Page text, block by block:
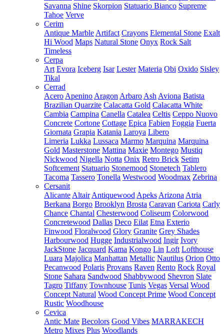
Savanna Shine Skorpion Statuario Bianco Supreme
Tahoe Verve
Cerim
Antique Marble Artifact Crayons Elemental Stone Exalt
Hi Wood Maps Natural Stone Onyx Rock Salt
Timeless
Cerpa
Art Evora Iceberg Isar Lester Materia Obi Oxido Sisley
Tikal
Cerrad
Acero Apenino Aragon Arbaro Ash Aviona Batista
Brazilian Quarzite Calacatta Gold Calacatta White
Cambia Campina Canella Catalea Celtis Ceppo Nuovo
Concrete Cortone Cottage Epica Fabien Foggia Fuerta
Giornata Grapia Katania Laroya Libero
Limeria Lukka Lussaca Marmo Marquina Marquina
Gold Masterstone Mattina Maxie Montego Mustiq
Nickwood Nigella Notta Onix Retro Brick Setim
Softcement Statuario Stonemood Stonetech Tablero
Tacoma Tassero Tonella Westwood Woodmax Zebrina
Cersanit
Alicante Altair Antiquewood Apeks Arizona Atria
Berkana Borgo Brooklyn Brosta Caravan Cariota Carly
Chance Chantal Chesterwood Coliseum Colorwood
Concretewood Dallas Deco Eilat Etna Exterio
Finwood Floralwood Glory Granite Grey Shades
Harbourwood Hugge Industrialwood Ingir Ivory
JackStone Jacquard Kama Kongo Lin Loft Lofthouse
Luara Majolica Manhattan Metallic Nautilus Orion Otto
Pecanwood Polaris Provans Raven Rento Rock Royal
Stone Sahara Sandwood Shabbywood Shevron Slate
Tagro Tiffany Townhouse Tunis Vegas Versal Wood
Concept Natural Wood Concept Prime Wood Concept
Rustic Woodhouse
Cevica
Antic Mate Becolors Good Vibes MARRAKECH
Metro Mixes Plus Woodlands